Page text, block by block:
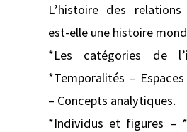
L’histoire des relations
est-elle une histoire
*Les catégories de
*Temporalités –
– Concepts analytiques.
*Individus et figures –